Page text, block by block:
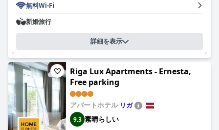
ゲストは、広々としたモダンなデザインのアパートメントを常に
賞賛しており、美しく装飾され、設備の整った空間が特徴です。
各ユニットには、設備の整ったキッチン、快適でスタイリッシュ
な家具、そして信じられないほど快適なベッドやランドリー用品
など、最高品質のモダンな快適さが備わっています。アパートメ
ントの清潔さは一貫して強調されており、非の打ちどころがな
く、輝いていると表現され、贅沢で実用的な居心地の良い環境を
作り出しています。
Riga Lux Apartments - Skolas
高い評価を得ています。イルゼのようなスタッフを含め、フレン
ドリーで効率的なチームは、迅速で役立つコミュニケーションを
保証し、手間のかからない楽しい滞在に貢献しています。
無料Wi-Fi
新婚旅行
詳細を表示
Riga Lux Apartments - Ernesta,
Free parking
アパートホテル リガ
9.3 素晴らしい